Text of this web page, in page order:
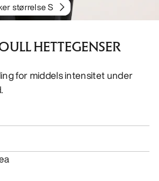
størrelse S
HETTEGENSER
for middels intensitet under